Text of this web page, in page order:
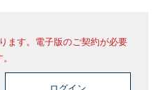
ます。電子版のご契約が必要